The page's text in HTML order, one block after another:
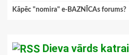
Kāpēc "nomira" e-BAZNĪCAs forums?
Dieva vārds